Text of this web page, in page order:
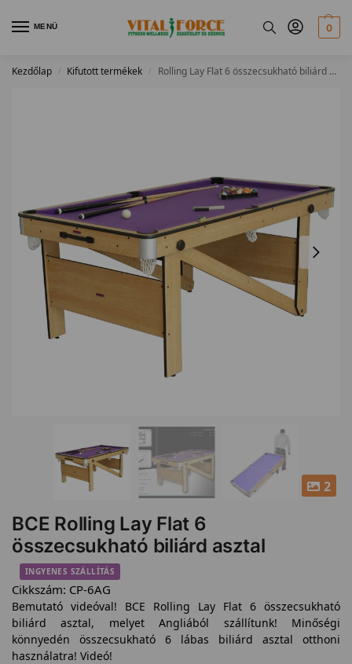
MENÜ 0
Kezdőlap / Kifutott termékek / Rolling Lay Flat 6 összecsukható biliárd asztal
2
BCE Rolling Lay Flat 6
összecsukható biliárd asztal
INGYENES SZÁLLÍTÁS
Cikkszám: CP-6AG
Bemutató videóval! BCE Rolling Lay Flat 6 összecsukható
biliárd asztal, melyet Angliából szállítunk! Minőségi
könnyedén összecsukható 6 lábas biliárd asztal otthoni
használatra! Videó!